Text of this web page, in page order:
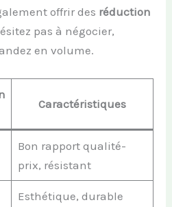
offrir des réduction
pas à négocier,
en volume.
Caractéristiques
Bon rapport qualité-
prix, résistant
Esthétique, durable